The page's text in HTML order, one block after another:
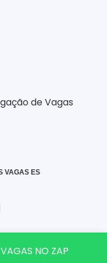
de Vagas
VAGAS ES
NO ZAP